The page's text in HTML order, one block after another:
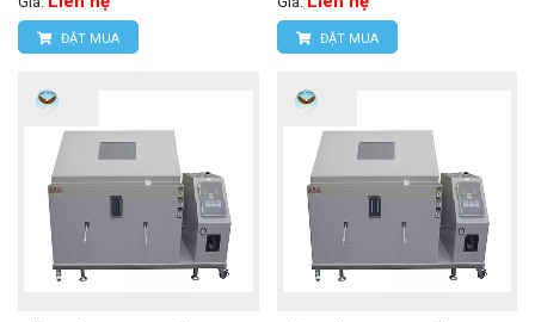
ĐẶT MUA ĐẶT MUA